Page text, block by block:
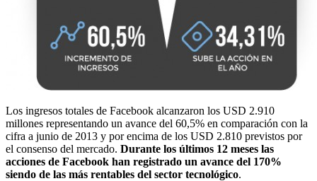
Los ingresos totales de Facebook alcanzaron los USD 2.910
millones representando un avance del 60,5% en comparación con la
cifra a junio de 2013 y por encima de los USD 2.810 previstos por
el consenso del mercado. Durante los últimos 12 meses las
acciones de Facebook han registrado un avance del 170%
siendo de las más rentables del sector tecnológico.